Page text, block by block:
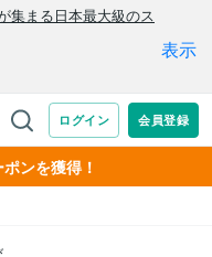
ンを獲得！